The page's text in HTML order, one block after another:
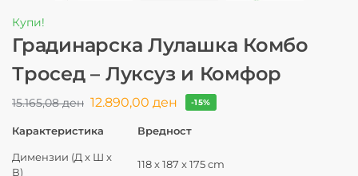
Купи!
Градинарска Лулашка Комбо
Тросед – Луксуз и Комфор
15.165,08ден 12.890,00 ден -15%
Карактеристика Вредност
Димензии (Д x Ш x
В)
118 x 187 x 175 cm